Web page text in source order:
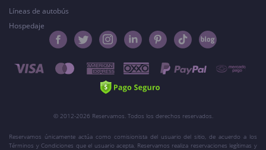
Líneas de autobús
Hospedaje
© 2012-2026 Reservamos. Todos los derechos reservados.
Reservamos únicamente actúa como comisionista del usuario del sitio, de acuerdo a los
Términos y Condiciones que el usuario acepta. Reservamos realiza reservaciones legítimas y